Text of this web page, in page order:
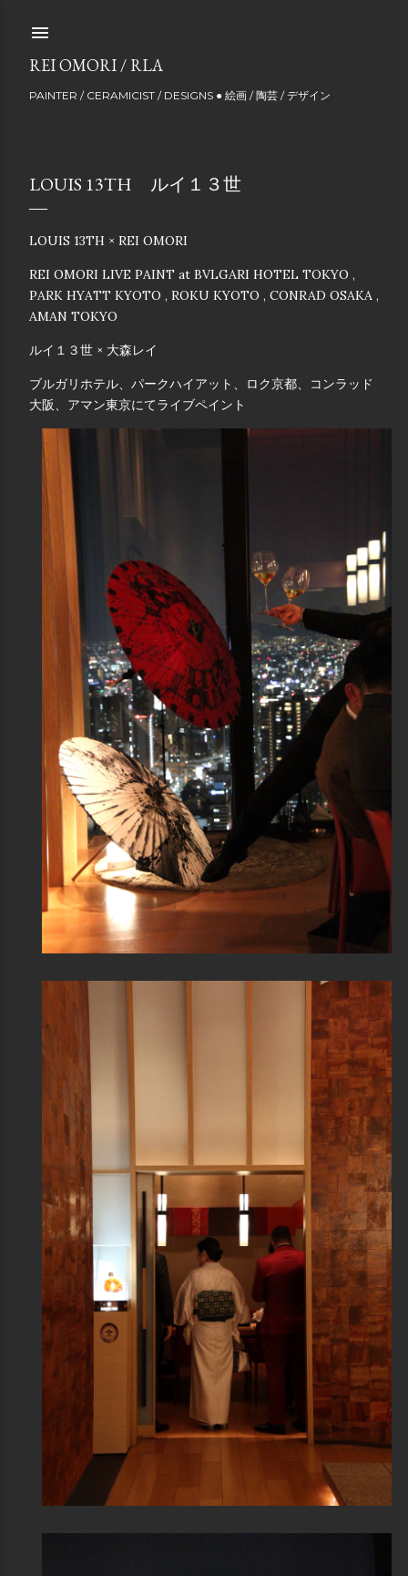
REI OMORI / RLA
PAINTER / CERAMICIST / DESIGNS ● 絵画 / 陶芸 / デザイン
LOUIS 13TH ルイ１３世
LOUIS 13TH × REI OMORI
REI OMORI LIVE PAINT at BVLGARI HOTEL TOKYO ,
PARK HYATT KYOTO , ROKU KYOTO , CONRAD OSAKA ,
AMAN TOKYO
ルイ１３世 × 大森レイ
ブルガリホテル、パークハイアット、ロク京都、コンラッド
大阪、アマン東京にてライブペイント